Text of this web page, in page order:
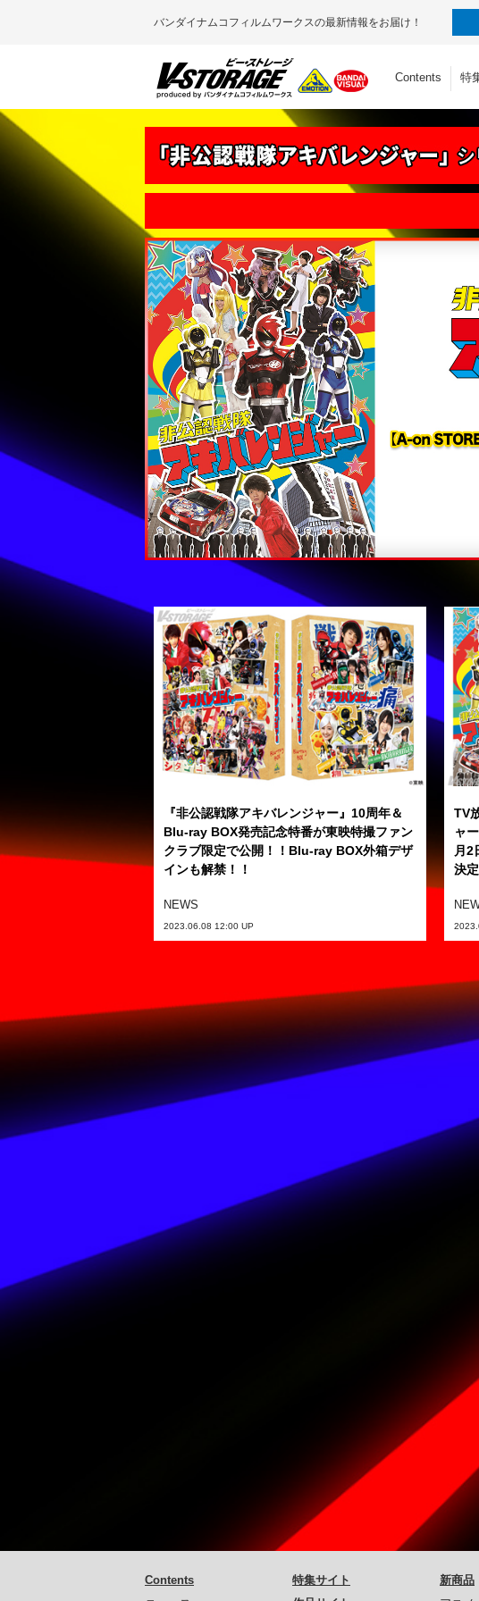
バンダイナムコフィルムワークスの最新情報をお届け！
Contents 特
『非公認戦隊アキバレンジャー』10周年＆
Blu-ray BOX発売記念特番が東映特撮ファン
クラブ限定で公開！！Blu-ray BOX外箱デザ
インも解禁！！
NEWS
2023.06.08 12:00 UP
TV
ャ
月2
決定
Contents
特集サイト
新商品